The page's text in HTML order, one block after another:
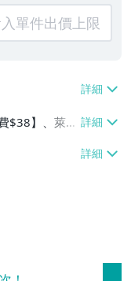
$38】、萊爾
郵局掛號